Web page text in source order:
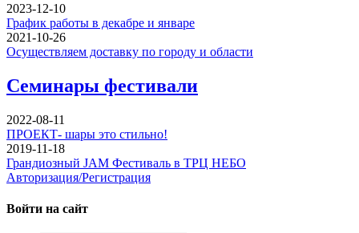
2023-12-10
График работы в декабре и январе
2021-10-26
Осуществляем доставку по городу и области
Семинары фестивали
2022-08-11
ПРОЕКТ- шары это стильно!
2019-11-18
Грандиозный JAM Фестиваль в ТРЦ НЕБО
Авторизация/Регистрация
Войти на сайт